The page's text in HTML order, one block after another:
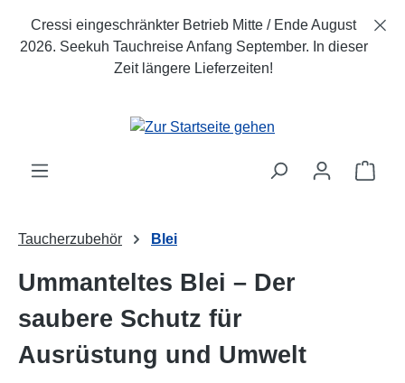
Zum Hauptinhalt springen
Cressi eingeschränkter Betrieb Mitte / Ende August
2026. Seekuh Tauchreise Anfang September. In dieser
Zeit längere Lieferzeiten!
Taucherzubehör Blei
Ummanteltes Blei – Der
saubere Schutz für
Ausrüstung und Umwelt